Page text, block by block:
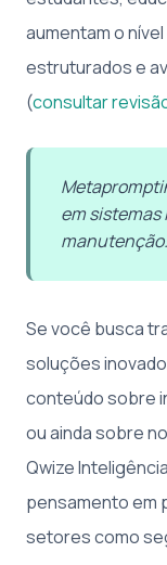
aumentam o
estruturados e
(consultar
em
manutenção.
Se você busca
soluções
conteúdo sobre
ou ainda sobre
Qwize
pensamento em
setores como